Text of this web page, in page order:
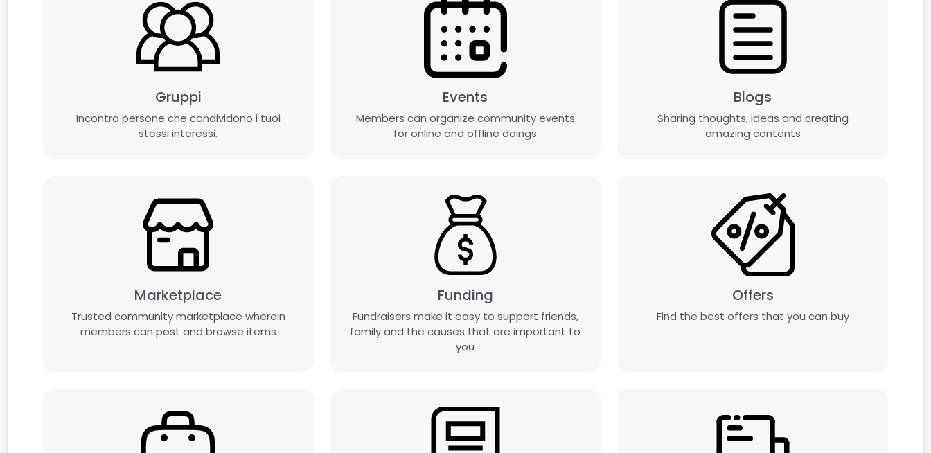
Gruppi
Incontra persone che condividono i tuoi
stessi interessi.
Events
Members can organize community events
for online and offline doings
Blogs
Sharing thoughts, ideas and creating
amazing contents
Marketplace
Trusted community marketplace wherein
members can post and browse items
Funding
Fundraisers make it easy to support friends,
family and the causes that are important to
you
Offers
Find the best offers that you can buy